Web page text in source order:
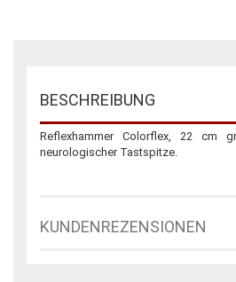
BESCHREIBUNG
Reflexhammer Colorflex, 22 cm
neurologischer Tastspitze.
KUNDENREZENSIONEN